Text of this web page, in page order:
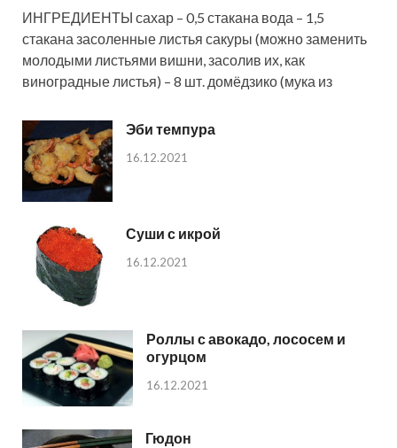
ИНГРЕДИЕНТЫ сахар – 0,5 стакана вода – 1,5
стакана засоленные листья сакуры (можно заменить
молодыми листьями вишни, засолив их, как
виноградные листья) – 8 шт. домёдзико (мука из
Эби темпура
16.12.2021
Суши с икрой
16.12.2021
Роллы с авокадо, лососем и
огурцом
16.12.2021
Гюдон